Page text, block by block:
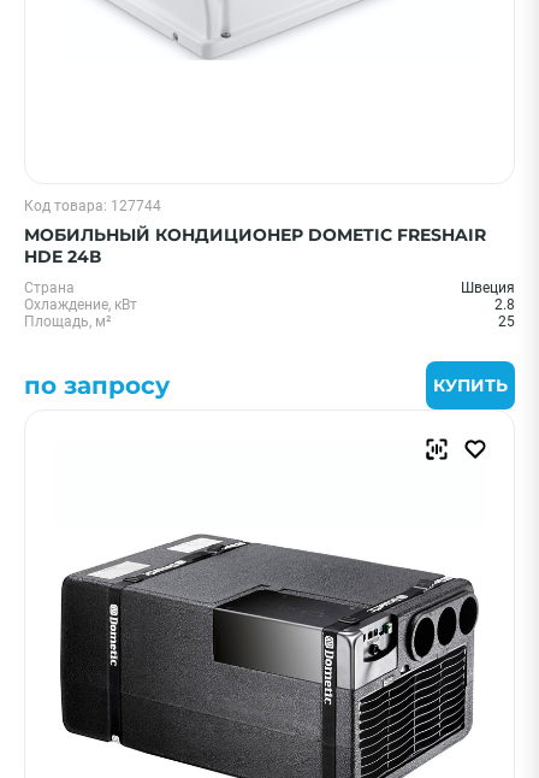
Код товара: 127744
МОБИЛЬНЫЙ КОНДИЦИОНЕР DOMETIC FRESHAIR
HDE 24В
Страна
Швеция
Охлаждение, кВт
2.8
Площадь, м²
25
по запросу КУПИТЬ